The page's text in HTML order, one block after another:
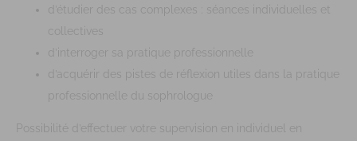
d’étudier des cas complexes : séances individuelles et
collectives
d’interroger sa pratique professionnelle
d’acquérir des pistes de réflexion utiles dans la pratique
professionnelle du sophrologue
Possibilité d’effectuer votre supervision en individuel en